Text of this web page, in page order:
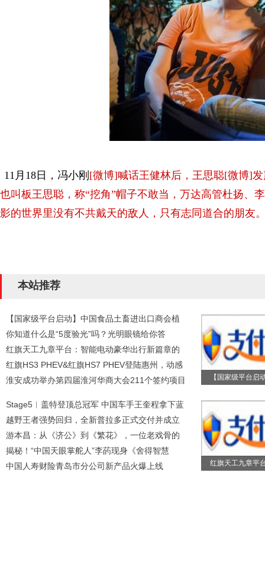
11月18日，冯小刚 [微博]喊话王健林后，王思聪[微博]
也叫板王思聪，称“挖角”帽子不敢当，万达高管杜扬、
影的世界里没有不共戴天的敌人，只有志同道合的朋友
本站推荐
【国家级平台启动】中国食品土畜进出口商会植
你知道什么是“5度验光”吗？光明眼镜给你答
红旗天工九章平台：智能电动豪华出行新篇章的
红旗HS3 PHEV&红旗HS7 PHEV登陆惠州，动感
试驾
淮安成功举办第四届淮河华商大会211个签约项目
Stage5︱盖特登顶总冠军 中国车手王奎程拿下蓝
越野王者强势回归，全新普拉多正式交付并成立
游本昌：从《济公》到《繁花》，一位老戏骨的
揭秘！“中国天眼掌舵人”李菂现身《舍得智慧
中国人寿财险青岛市分公司新产品火爆上线
【国家级平台启
红旗天工九章平